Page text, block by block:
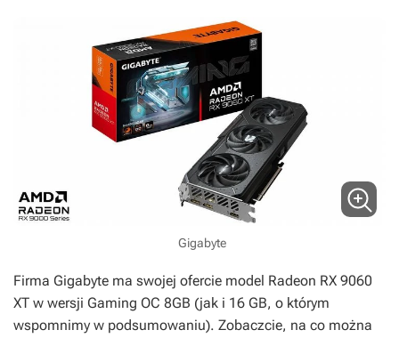
Gigabyte
Firma Gigabyte ma swojej ofercie model Radeon RX 9060
XT w wersji Gaming OC 8GB (jak i 16 GB, o którym
wspomnimy w podsumowaniu). Zobaczcie, na co można